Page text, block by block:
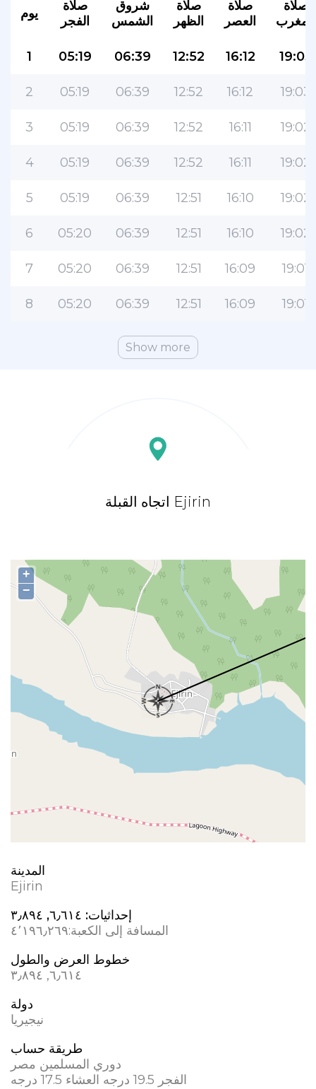
يوم
صلاة
الفجر
شروق
الشمس
صلاة
الظهر
صلاة
العصر
صلاة
المغرب
1 05:19 06:39 12:52 16:12 19:03
2 05:19 06:39 12:52 16:12 19:03
3 05:19 06:39 12:52 16:11 19:02
4 05:19 06:39 12:52 16:11 19:02
5 05:19 06:39 12:51 16:10 19:02
6 05:20 06:39 12:51 16:10 19:02
7 05:20 06:39 12:51 16:09 19:01
8 05:20 06:39 12:51 16:09 19:01
Show more
اتجاه القبلة Ejirin
+
−
المدينة
Ejirin
إحداثيات: ٦٫٦١٤, ٣٫٨٩٤
المسافة إلى الكعبة:٤٬١٩٦٫٢٦٩
خطوط العرض والطول
٦٫٦١٤, ٣٫٨٩٤
دولة
نيجيريا
طريقة حساب
دوري المسلمين مصر
الفجر 19.5 درجه العشاء 17.5 درجه